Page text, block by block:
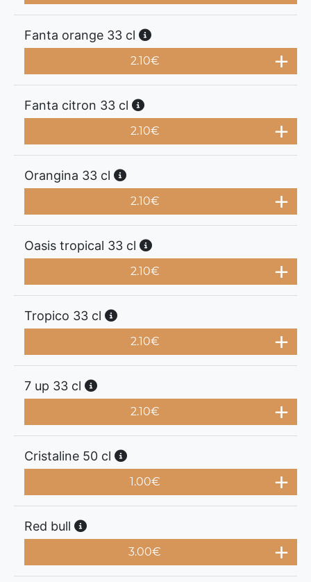
Fanta orange 33 cl
2.10€
Fanta citron 33 cl
2.10€
Orangina 33 cl
2.10€
Oasis tropical 33 cl
2.10€
Tropico 33 cl
2.10€
7 up 33 cl
2.10€
Cristaline 50 cl
1.00€
Red bull
3.00€